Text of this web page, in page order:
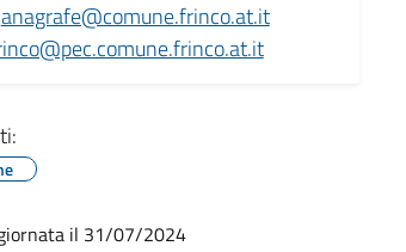
anagrafe@comune.frinco.at.it
il 31/07/2024